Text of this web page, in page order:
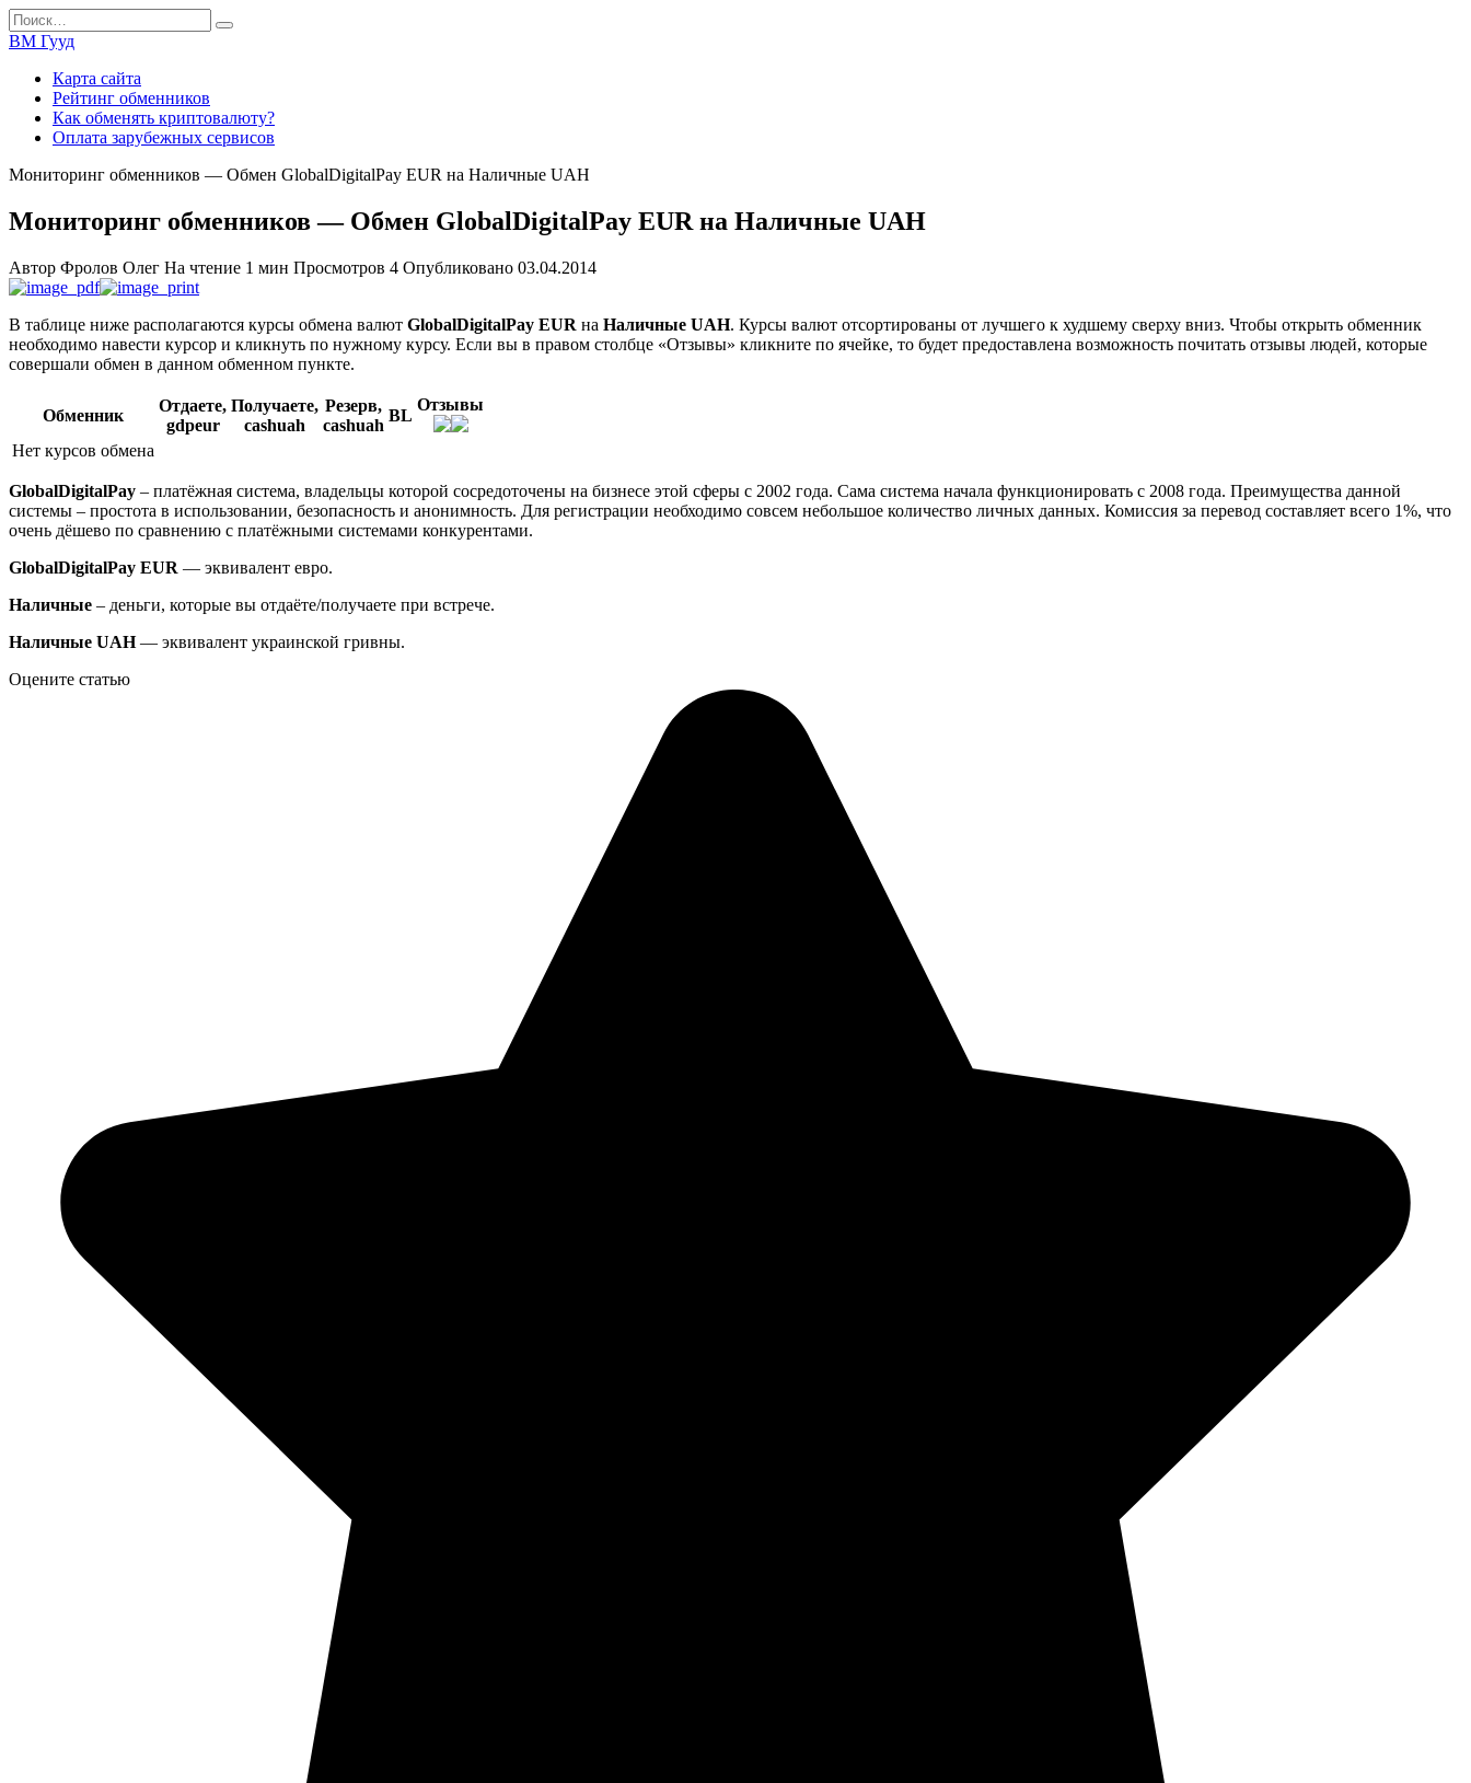
Перейти
к
содержанию
Search
for:
ВМ Гууд
Карта сайта
Рейтинг обменников
Как обменять криптовалюту?
Оплата зарубежных сервисов
Мониторинг обменников — Обмен GlobalDigitalPay EUR на Наличные UAH
Мониторинг обменников — Обмен GlobalDigitalPay EUR на Наличные UAH
Автор Фролов Олег На чтение 1 мин Просмотров 4 Опубликовано 03.04.2014
В таблице ниже располагаются курсы обмена валют GlobalDigitalPay EUR на Наличные UAH. Курсы валют отсортированы от лучшего к худшему сверху вниз. Чтобы открыть обменник
необходимо навести курсор и кликнуть по нужному курсу. Если вы в правом столбце «Отзывы» кликните по ячейке, то будет предоставлена возможность почитать отзывы людей, которые
совершали обмен в данном обменном пункте.
Обменник
Отдаете,
gdpeur
Получаете,
cashuah
Резерв,
cashuah
BL
Отзывы
Нет курсов обмена
GlobalDigitalPay – платёжная система, владельцы которой сосредоточены на бизнесе этой сферы с 2002 года. Сама система начала функционировать с 2008 года. Преимущества данной
системы – простота в использовании, безопасность и анонимность. Для регистрации необходимо совсем небольшое количество личных данных. Комиссия за перевод составляет всего 1%, что
очень дёшево по сравнению с платёжными системами конкурентами.
GlobalDigitalPay EUR — эквивалент евро.
Наличные – деньги, которые вы отдаёте/получаете при встрече.
Наличные UAH— эквивалент украинской гривны.
Оцените статью